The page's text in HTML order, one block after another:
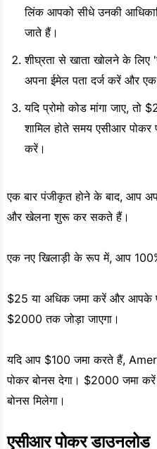
लिंक आपको सीधे उनकी
जाते हैं।
शीघ्रता से खाता खोलने के लिए
अपना ईमेल पता दर्ज करें और एक
यदि प्रोमो कोड मांगा जाए,
शामिल होते समय एसीआर पोकर
करें।
एक बार पंजीकृत होने के बाद, आप
और खेलना शुरू कर सकते हैं।
एक नए खिलाड़ी के रूप में, आप
$25 या अधिक जमा करें और आपके
$2000 तक जोड़ा जाएगा।
यदि आप $100 जमा करते हैं,
पोकर बोनस देगा। $2000 जमा
बोनस मिलेगा।
एसीआर पोकर डाउनलोड